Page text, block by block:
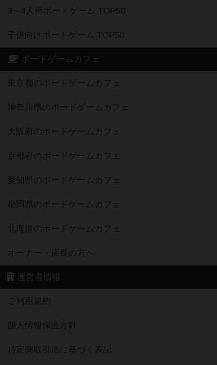
3～4人用ボードゲーム TOP50
子供向けボードゲーム TOP50
ボードゲームカフェ
東京都のボードゲームカフェ
神奈川県のボードゲームカフェ
大阪府のボードゲームカフェ
京都府のボードゲームカフェ
愛知県のボードゲームカフェ
福岡県のボードゲームカフェ
北海道のボードゲームカフェ
オーナー・店長の方へ
運営者情報
ご利用規約
個人情報保護方針
特定商取引法に基づく表記